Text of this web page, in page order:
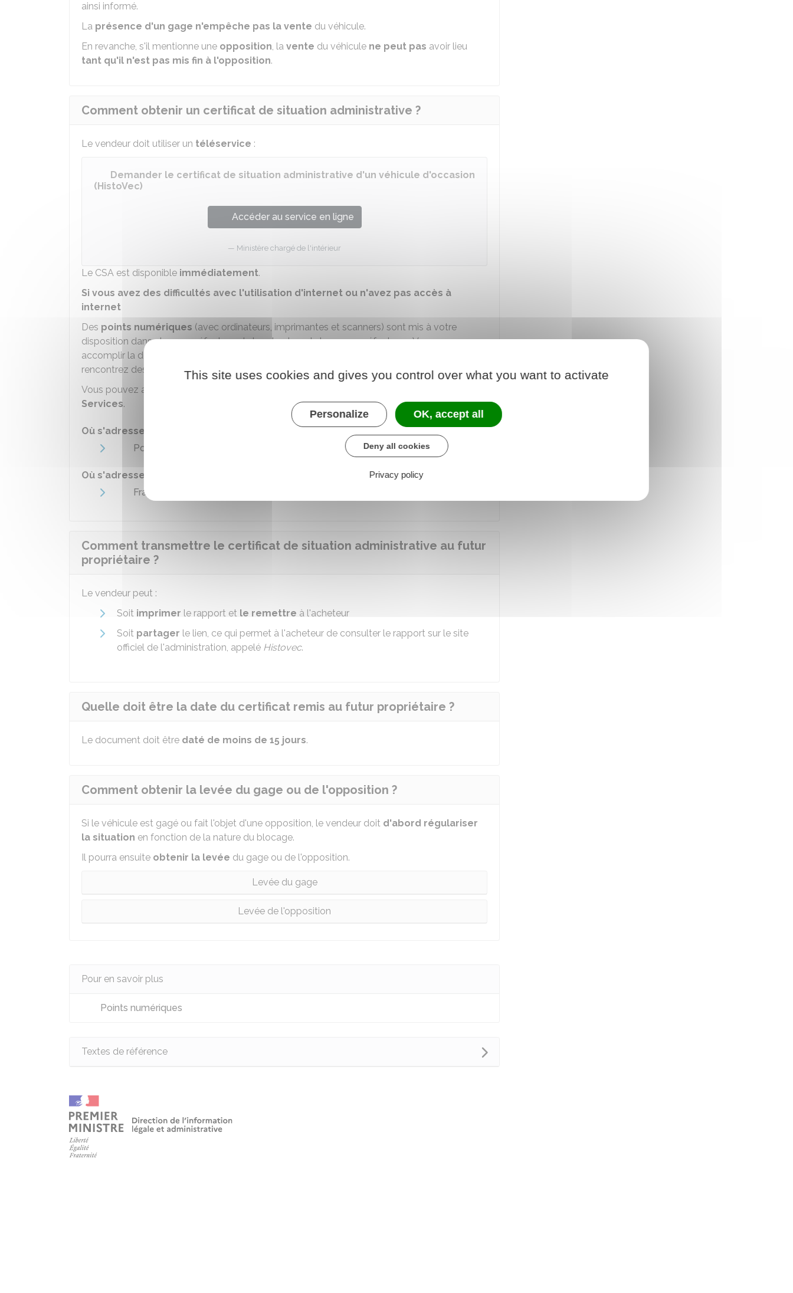
ainsi informé.
La présence d'un gage n'empêche pas la vente du véhicule.
En revanche, s'il mentionne une opposition, la vente du véhicule ne peut pas avoir lieu
tant qu'il n'est pas mis fin à l'opposition.
Comment obtenir un certificat de situation administrative ?
Le vendeur doit utiliser un téléservice :
Demander le certificat de situation administrative d'un véhicule d'occasion
(HistoVec)
Accéder au service en ligne
Ministère chargé de l'intérieur
Le CSA est disponible immédiatement.
Si vous avez des difficultés avec l'utilisation d'internet ou n'avez pas accès à
internet
Des points numériques (avec ordinateurs, imprimantes et scanners) sont mis à votre
disposition dans chaque préfecture et dans la plupart des sous-préfectures. Vous pouvez y
accomplir la démarche. Vous pouvez être aidé par des médiateurs numériques si vous
rencontrez des difficultés avec l'utilisation d'internet.
Vous pouvez aussi être accompagné dans votre démarche par une
Services.
Où s'adresser ?
Point d'accueil numérique
Où s'adresser ?
France Services / Maison de services au public
Comment transmettre le certificat de situation administrative au futur
propriétaire ?
Le vendeur peut :
Soit imprimer le rapport et le remettre à l'acheteur
Soit partager le lien, ce qui permet à l'acheteur de consulter le rapport sur le site
officiel de l'administration, appelé Histovec.
Quelle doit être la date du certificat remis au futur propriétaire ?
Le document doit être daté de moins de 15 jours.
Comment obtenir la levée du gage ou de l'opposition ?
Si le véhicule est gagé ou fait l'objet d'une opposition, le vendeur doit d'abord régulariser
la situation en fonction de la nature du blocage.
Il pourra ensuite obtenir la levée du gage ou de l'opposition.
Levée du gage
Levée de l'opposition
Pour en savoir plus
Points numériques
Textes de référence
This site uses cookies and gives you control over what you want to activate
Personalize OK, accept all
Deny all cookies
Privacy policy